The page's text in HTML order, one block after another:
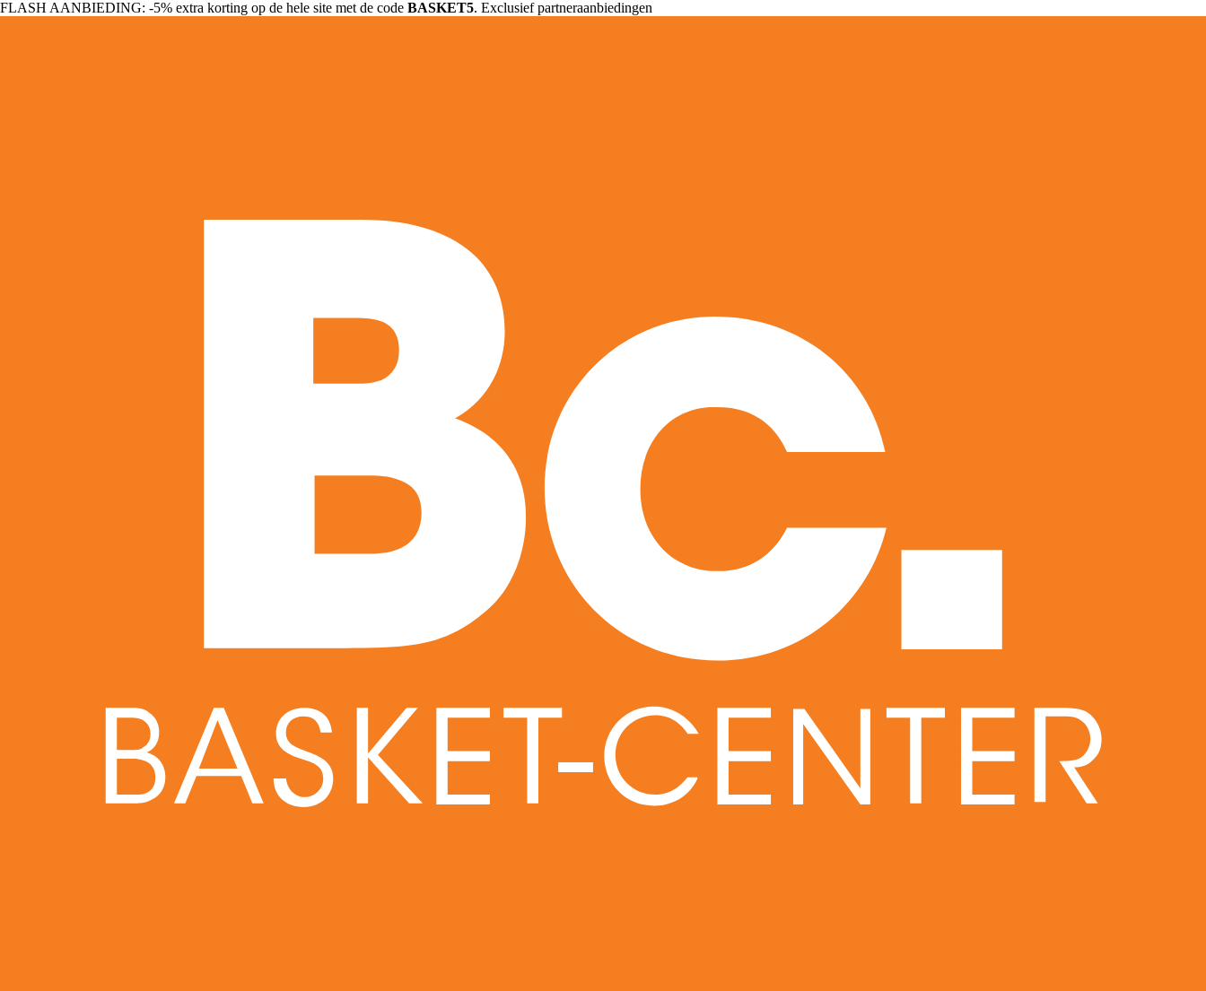
FLASH AANBIEDING: -5% extra korting op de hele site met de code BASKET5. Exclusief partneraanbiedingen